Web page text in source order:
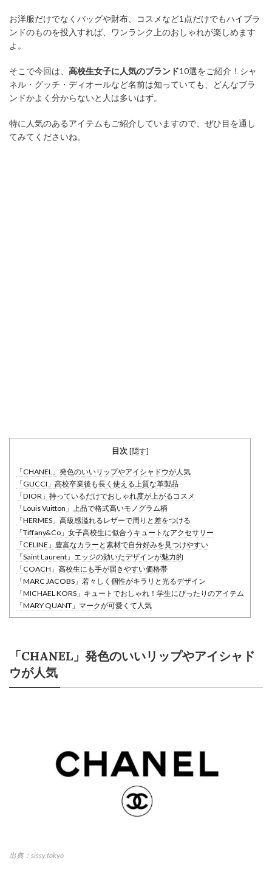
お洋服だけでなくバッグや財布、コスメなど1点だけでもハイブラ
ンドのものを投入すれば、ワンランク上のおしゃれが楽しめます
よ。
そこで今回は、 高校生女子に人気のブランド10選をご紹介！シャ
ネル・グッチ・ディオールなど名前は知っていても、どんなブラ
ンドかよく分からないと人は多いはず。
特に人気のあるアイテムもご紹介していますので、ぜひ目を通し
てみてくださいね。
目次 [隠す]
「CHANEL」発色のいいリップやアイシャドウが人気
「GUCCI」高校卒業後も長く使える上質な革製品
「DIOR」持っているだけでおしゃれ度が上がるコスメ
「Louis Vuitton」上品で格式高いモノグラム柄
「HERMES」高級感溢れるレザーで周りと差をつける
「Tiffany&Co」女子高校生に似合うキュートなアクセサリー
「CELINE」豊富なカラーと素材で自分好みを見つけやすい
「Saint Laurent」エッジの効いたデザインが魅力的
「COACH」高校生にも手が届きやすい価格帯
「MARC JACOBS」若々しく個性がキラリと光るデザイン
「MICHAEL KORS」キュートでおしゃれ！学生にぴったりのアイテム
「MARY QUANT」マークが可愛くて人気
「CHANEL」発色のいいリップやアイシャド
ウが人気
出典：sissy.tokyo